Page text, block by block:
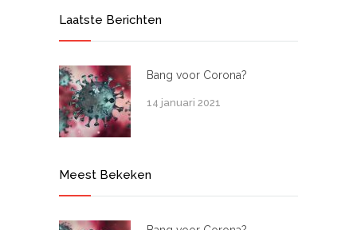
Laatste Berichten
Bang voor Corona?
14 januari 2021
Meest Bekeken